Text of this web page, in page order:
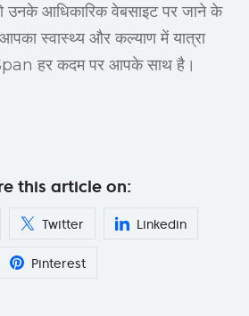
आधिकारिक वेबसाइट पर जाने के
स्वास्थ्य और कल्याण में यात्रा
हर कदम पर आपके साथ है।
this article on:
Twitter Linkedin
Pinterest